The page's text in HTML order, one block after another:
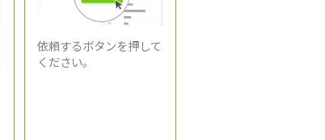
依頼するボタンを押して
ください。